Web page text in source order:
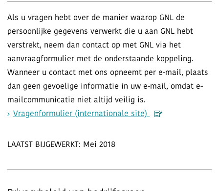
Als u vragen hebt over de manier waarop GNL de
persoonlijke gegevens verwerkt die u aan GNL hebt
verstrekt, neem dan contact op met GNL via het
aanvraagformulier met de onderstaande koppeling.
Wanneer u contact met ons opneemt per e-mail, plaats
dan geen gevoelige informatie in uw e-mail, omdat e-
mailcommunicatie niet altijd veilig is.
Vragenformulier (internationale site)
LAATST BIJGEWERKT: Mei 2018